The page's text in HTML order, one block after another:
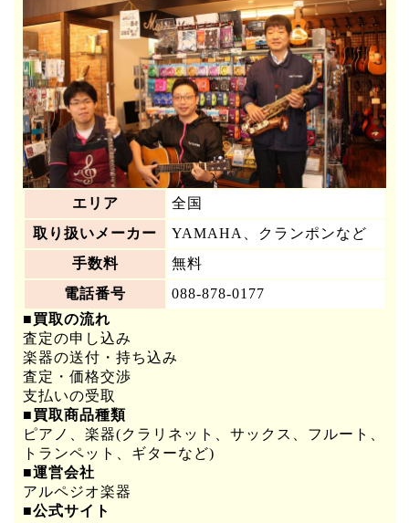
エリア
全国
取り扱いメーカー
YAMAHA、クランポンなど
手数料
無料
電話番号
088-878-0177
■買取の流れ
査定の申し込み
楽器の送付・持ち込み
査定・価格交渉
支払いの受取
■買取商品種類
ピアノ、楽器(クラリネット、サックス、フルート、
トランペット、ギターなど)
■運営会社
アルペジオ楽器
■公式サイト